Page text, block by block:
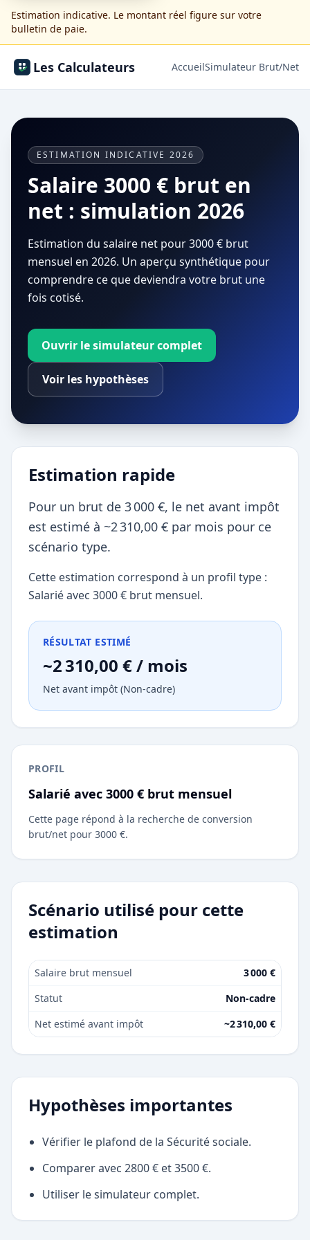
Estimation indicative. Le montant réel figure sur votre
bulletin de paie.
Les Calculateurs AccueilSimulateur Brut/Net
ESTIMATION INDICATIVE 2026
Salaire 3000 € brut en
net : simulation 2026
Estimation du salaire net pour 3000 € brut
mensuel en 2026. Un aperçu synthétique pour
comprendre ce que deviendra votre brut une
fois cotisé.
Ouvrir le simulateur complet
Voir les hypothèses
Estimation rapide
Pour un brut de 3 000 €, le net avant impôt
est estimé à ~2 310,00 € par mois pour ce
scénario type.
Cette estimation correspond à un profil type :
Salarié avec 3000 € brut mensuel.
RÉSULTAT ESTIMÉ
~2 310,00 € / mois
Net avant impôt (Non-cadre)
PROFIL
Salarié avec 3000 € brut mensuel
Cette page répond à la recherche de conversion
brut/net pour 3000 €.
Scénario utilisé pour cette
estimation
Salaire brut mensuel
3 000 €
Statut
Non-cadre
Net estimé avant impôt
~2 310,00 €
Hypothèses importantes
Vérifier le plafond de la Sécurité sociale.
Comparer avec 2800 € et 3500 €.
Utiliser le simulateur complet.